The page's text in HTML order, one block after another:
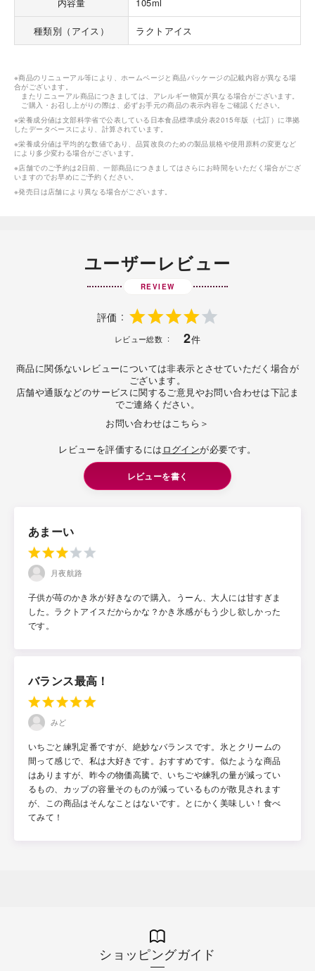
種類別（アイス） ラクトアイス
※商品のリニューアル等により、ホームページと商品パッケージの記載内容が異なる場
合がございます。
またリニューアル商品につきましては、アレルギー物質が異なる場合がございます。
ご購入・お召し上がりの際は、必ずお手元の商品の表示内容をご確認ください。
※栄養成分値は文部科学省で公表している日本食品標準成分表2015年版（七訂）に準拠
したデータベースにより、計算されています。
※栄養成分値は平均的な数値であり、品質改良のための製品規格や使用原料の変更など
により多少変わる場合がございます。
※店舗でのご予約は2日前、一部商品につきましてはさらにお時間をいただく場合がござ
いますのでお早めにご予約ください。
※発売日は店舗により異なる場合がございます。
ユーザーレビュー
REVIEW
評価
レビュー総数 2件
商品に関係ないレビューについては非表示とさせていただく場合が
ございます。
店舗や通販などのサービスに関するご意見やお問い合わせは下記ま
でご連絡ください。
お問い合わせはこちら＞
レビューを評価するには ログインが必要です。
レビューを書く
あまーい
月夜航路
子供が苺のかき氷が好きなので購入。うーん、大人には甘すぎま
した。ラクトアイスだからかな？かき氷感がもう少し欲しかった
です。
バランス最高！
みど
いちごと練乳定番ですが、絶妙なバランスです。氷とクリームの
間って感じで、私は大好きです。おすすめです。似たような商品
はありますが、昨今の物価高騰で、いちごや練乳の量が減ってい
るもの、カップの容量そのものが減っているものが散見されます
が、この商品はそんなことはないです。とにかく美味しい！食べ
てみて！
ショッピングガイド